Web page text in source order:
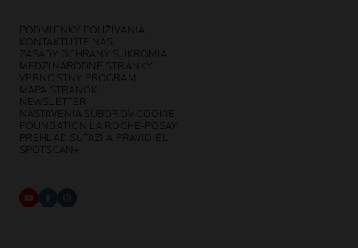
PODMIENKY POUŽÍVANIA
KONTAKTUJTE NÁS
ZÁSADY OCHRANY SÚKROMIA
MEDZINÁRODNÉ STRÁNKY
VERNOSTNÝ PROGRAM
MAPA STRÁNOK
NEWSLETTER
NASTAVENIA SÚBOROV COOKIE
FOUNDATION LA ROCHE-POSAY
PREHĽAD SÚŤAŽÍ A PRAVIDIEL
SPOTSCAN+